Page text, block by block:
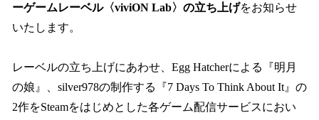
ーゲームレーベル〈viviON Lab〉の立ち上げをお知らせ
いたします。
レーベルの立ち上げにあわせ、Egg Hatcherによる『明月
の娘』、silver978の制作する『7 Days To Think About It』の
2作をSteamをはじめとした各ゲーム配信サービスにおい